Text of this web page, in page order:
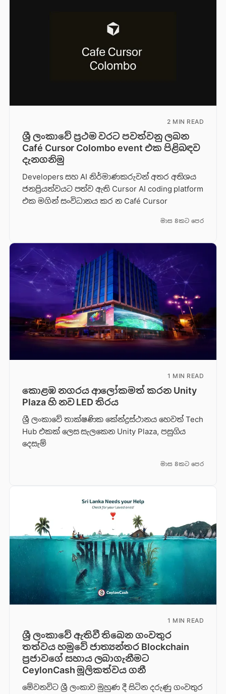
2 MIN READ
ශ්‍රී ලංකාවේ ප්‍රථම වරට පවත්වනු ලබන
Café Cursor Colombo event එක පිළිබඳව
දැනගනිමු
Developers සහ AI නිර්මාණකරුවන් අතර අතිශය
ජනප්‍රියත්වයට පත්ව ඇති Cursor AI coding platform
එක මගින් සංවිධානය කර න Café Cursor
මාස 8කට පෙර
1 MIN READ
කොළඹ නගරය ආලෝකමත් කරන Unity
Plaza හි නව LED තිරය
ශ්‍රී ලංකාවේ තාක්ෂණික කේන්ද්‍රස්ථානය හෙවත් Tech
Hub එකක් ලෙස සැලකෙන Unity Plaza, පසුගිය
දෙසැම්
මාස 8කට පෙර
1 MIN READ
ශ්‍රී ලංකාවේ ඇතිවී තිබෙන ගංවතුර
තත්වය හමුවේ ජාත්‍යන්තර Blockchain
ප්‍රජාවගේ සහාය ලබාගැනීමට
CeylonCash මූලිකත්වය ග​නී
මේවනවිට ශ්‍රී ලංකාව මුහුණ දී සිටින දරුණු ගංවතුර